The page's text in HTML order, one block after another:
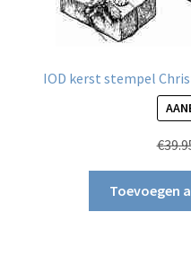
IOD kerst stempel
€
Toevoegen